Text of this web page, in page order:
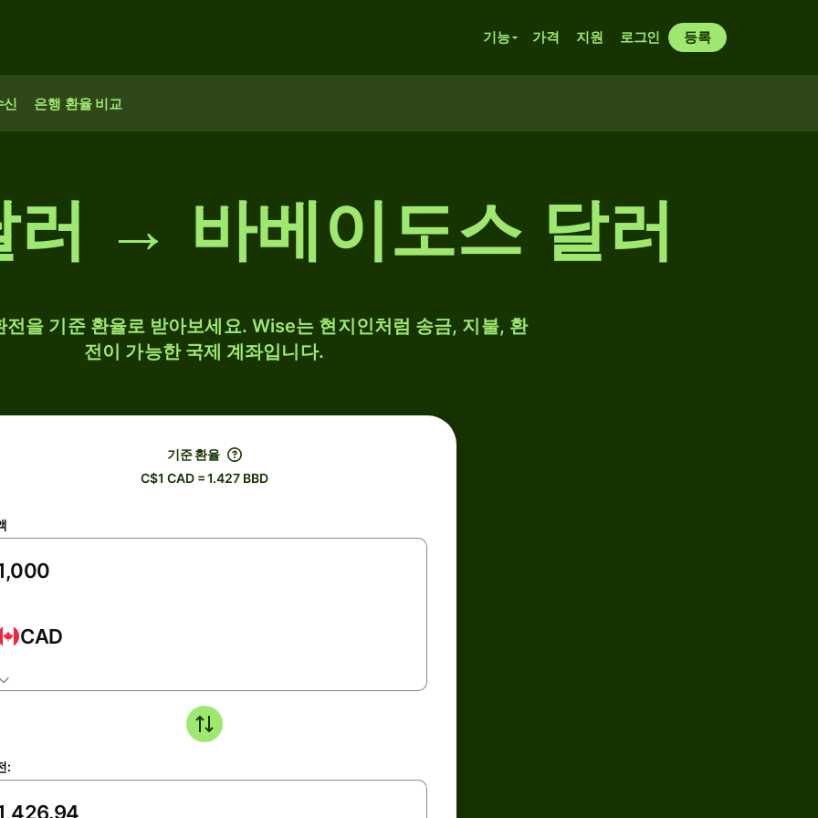
기능 가격 지원 로그인 등록
신 은행 환율 비교
러 → 바베이도스 달러
을 기준 환율로 받아보세요. Wise는 현지인처럼 송금, 지불, 환
전이 가능한 국제 계좌입니다.
기준 환율
C$1 CAD = 1.427 BBD
CAD
: